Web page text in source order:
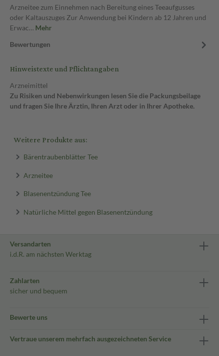
Arzneitee zum Einnehmen nach Bereitung eines Teeaufgusses
oder Kaltauszuges Zur Anwendung bei Kindern ab 12 Jahren und
Erwac… Mehr
Bewertungen
Hinweistexte und Pflichtangaben
Arzneimittel
Zu Risiken und Nebenwirkungen lesen Sie die Packungsbeilage
und fragen Sie Ihre Ärztin, Ihren Arzt oder in Ihrer Apotheke.
Weitere Produkte aus:
Bärentraubenblätter Tee
Arzneitee
Blasenentzündung Tee
Natürliche Mittel gegen Blasenentzündung
Versandarten
i.d.R. am nächsten Werktag
Zahlarten
sicher und bequem
Bewerte uns
Vertraue unserem mehrfach ausgezeichneten Service